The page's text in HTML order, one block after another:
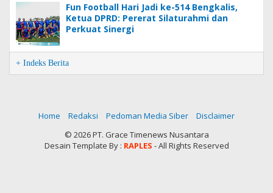
Fun Football Hari Jadi ke-514 Bengkalis,
Ketua DPRD: Pererat Silaturahmi dan
Perkuat Sinergi
+ Indeks Berita
Home Redaksi Pedoman Media Siber
Disclaimer
© 2026 PT. Grace Timenews Nusantara
Desain Template By : RAPLES - All Rights Reserved